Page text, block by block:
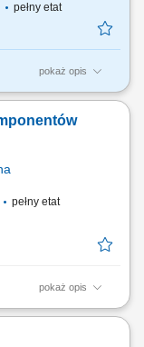
pełny etat
pokaż opis
z zespołem
części z
komponentów
pełny etat
pokaż opis
i